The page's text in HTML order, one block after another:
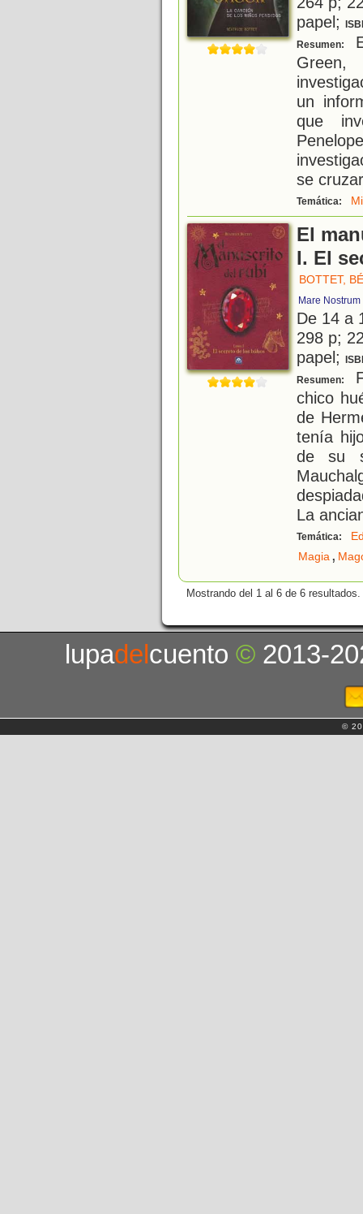
papel;
Resumen:
un
que
se
Temática:
El
I. El
BOTTET,
Mare Nostrum
De 14 a
298 p;
papel;
Resumen:
chico
de
tenía
de su
La
Temática:
Magia,
Mostrando del 1 al 6 de 6 resultados.
lupadelcuento© 2013-
©